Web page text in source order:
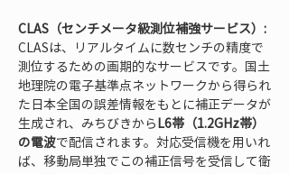
CLAS（センチメータ級測位補強サービス）:
CLASは、リアルタイムに数センチの精度で
測位するための画期的なサービスです。国土
地理院の電子基準点ネットワークから得られ
た日本全国の誤差情報をもとに補正データが
生成され、みちびきからL6帯（1.2GHz帯）
の電波で配信されます。対応受信機を用いれ
ば、移動局単独でこの補正信号を受信して衛